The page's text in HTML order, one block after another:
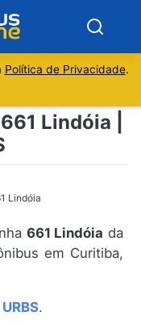
Política de Privacidade.
Lindóia |
Lindóia
661 Lindóia da
em Curitiba,
.